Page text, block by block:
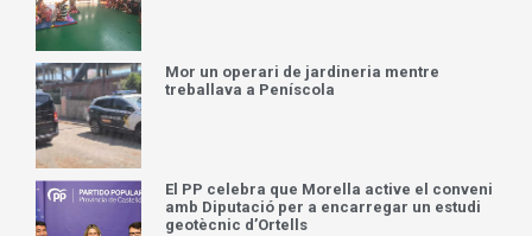
Mor un operari de jardineria mentre
treballava a Peníscola
El PP celebra que Morella active el conveni
amb Diputació per a encarregar un estudi
geotècnic d’Ortells